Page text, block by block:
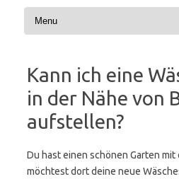
Kann ich eine
in der Nähe von
aufstellen?
Du hast einen schönen Garten mit
möchtest dort deine neue